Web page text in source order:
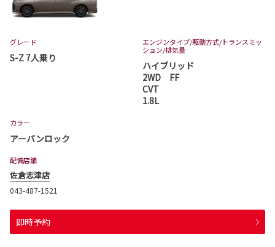
グレード
S-Z 7人乗り
エンジンタイプ/駆動方式/トランスミッ
ション/排気量
ハイブリッド
2WD FF
CVT
1.8L
カラー
アーバンロック
配備店舗
佐倉志津店
043-487-1521
即時予約